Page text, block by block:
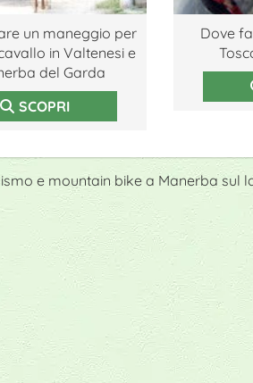
un maneggio per
in Valtenesi e
del Garda
SCOPRI
Dove
e mountain bike a Manerba